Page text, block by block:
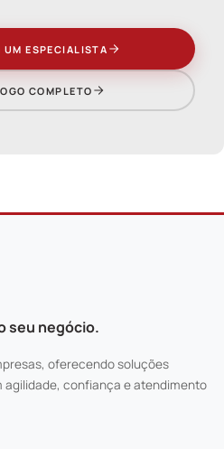
UM ESPECIALISTA
COMPLETO
seu negócio.
oferecendo soluções
confiança e atendimento